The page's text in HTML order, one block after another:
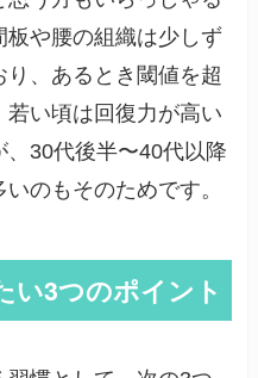
や腰の組織は少しず
、あるとき閾値を超
若い頃は回復力が高い
30代後半〜40代以降
のもそのためです。
い3つのポイント